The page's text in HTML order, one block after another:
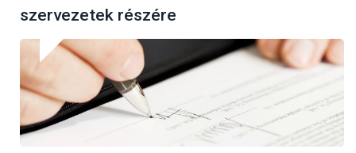
szervezetek részére